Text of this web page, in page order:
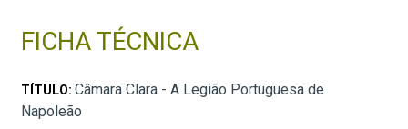
FICHA TÉCNICA
TÍTULO: Câmara Clara - A Legião Portuguesa de
Napoleão